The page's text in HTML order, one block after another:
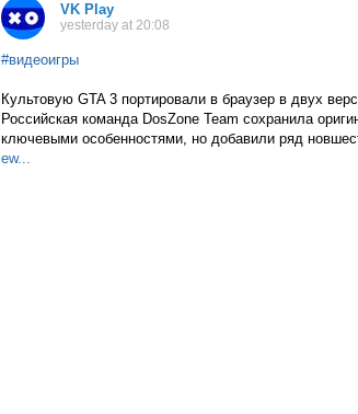
VK Play
yesterday at 20:08
#видеоигры
Культовую GTA 3 портировали в браузер в двух
Российская команда DosZone Team сохранила
ключевыми особенностями, но добавили ряд
ew...